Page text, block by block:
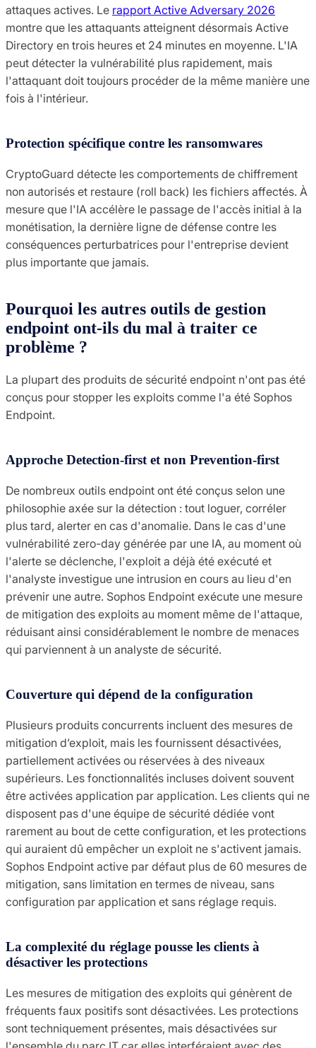
attaques actives. Le rapport Active Adversary 2026
montre que les attaquants atteignent désormais Active
Directory en trois heures et 24 minutes en moyenne. L'IA
peut détecter la vulnérabilité plus rapidement, mais
l'attaquant doit toujours procéder de la même manière une
fois à l'intérieur.
Protection spécifique contre les ransomwares
CryptoGuard détecte les comportements de chiffrement
non autorisés et restaure (roll back) les fichiers affectés. À
mesure que l'IA accélère le passage de l'accès initial à la
monétisation, la dernière ligne de défense contre les
conséquences perturbatrices pour l'entreprise devient
plus importante que jamais.
Pourquoi les autres outils de gestion
endpoint ont-ils du mal à traiter ce
problème ?
La plupart des produits de sécurité endpoint n'ont pas été
conçus pour stopper les exploits comme l'a été Sophos
Endpoint.
Approche Detection-first et non Prevention-first
De nombreux outils endpoint ont été conçus selon une
philosophie axée sur la détection : tout loguer, corréler
plus tard, alerter en cas d'anomalie. Dans le cas d'une
vulnérabilité zero-day générée par une IA, au moment où
l'alerte se déclenche, l'exploit a déjà été exécuté et
l'analyste investigue une intrusion en cours au lieu d'en
prévenir une autre. Sophos Endpoint exécute une mesure
de mitigation des exploits au moment même de l'attaque,
réduisant ainsi considérablement le nombre de menaces
qui parviennent à un analyste de sécurité.
Couverture qui dépend de la configuration
Plusieurs produits concurrents incluent des mesures de
mitigation d’exploit, mais les fournissent désactivées,
partiellement activées ou réservées à des niveaux
supérieurs. Les fonctionnalités incluses doivent souvent
être activées application par application. Les clients qui ne
disposent pas d'une équipe de sécurité dédiée vont
rarement au bout de cette configuration, et les protections
qui auraient dû empêcher un exploit ne s'activent jamais.
Sophos Endpoint active par défaut plus de 60 mesures de
mitigation, sans limitation en termes de niveau, sans
configuration par application et sans réglage requis.
La complexité du réglage pousse les clients à
désactiver les protections
Les mesures de mitigation des exploits qui génèrent de
fréquents faux positifs sont désactivées. Les protections
sont techniquement présentes, mais désactivées sur